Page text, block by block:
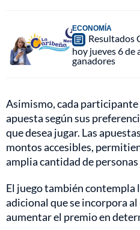
ECONOMÍA
Resultados
hoy jueves 6 de
ganadores
Asimismo, cada participante
apuesta según sus
que desea jugar. Las
montos accesibles,
amplia cantidad de
El juego también contempla
adicional que se incorpora
aumentar el premio en